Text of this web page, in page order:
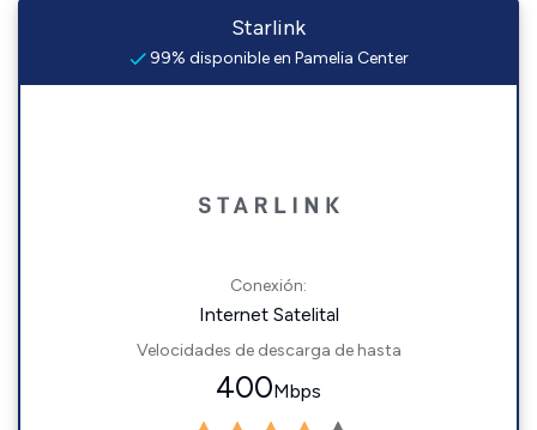
Starlink
99% disponible en Pamelia Center
Conexión:
Internet Satelital
Velocidades de descarga de hasta
400Mbps